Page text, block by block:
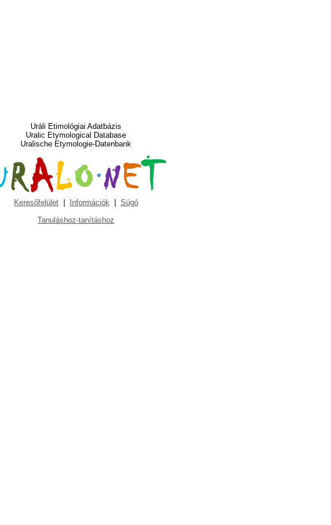
Uráli Etimológiai Adatbázis
Uralic Etymological Database
Uralische Etymologie-Datenbank
Keresőfelület| Információk| Súgó
Tanuláshoz-tanításhoz